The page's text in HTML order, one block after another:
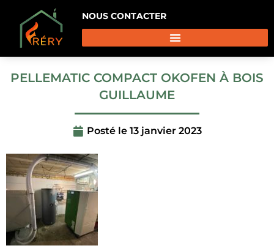
NOUS CONTACTER
PELLEMATIC COMPACT OKOFEN À BOIS
GUILLAUME
Posté le 13 janvier 2023